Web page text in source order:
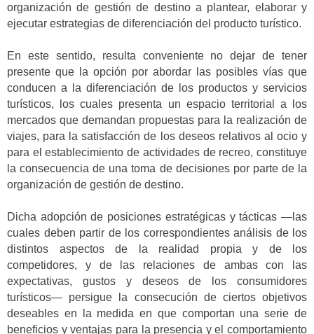
organización de gestión de destino a plantear, elaborar y
ejecutar estrategias de diferenciación del producto turístico.
En este sentido, resulta conveniente no dejar de tener
presente que la opción por abordar las posibles vías que
conducen a la diferenciación de los productos y servicios
turísticos, los cuales presenta un espacio territorial a los
mercados que demandan propuestas para la realización de
viajes, para la satisfacción de los deseos relativos al ocio y
para el establecimiento de actividades de recreo, constituye
la consecuencia de una toma de decisiones por parte de la
organización de gestión de destino.
Dicha adopción de posiciones estratégicas y tácticas —las
cuales deben partir de los correspondientes análisis de los
distintos aspectos de la realidad propia y de los
competidores, y de las relaciones de ambas con las
expectativas, gustos y deseos de los consumidores
turísticos— persigue la consecución de ciertos objetivos
deseables en la medida en que comportan una serie de
beneficios y ventajas para la presencia y el comportamiento